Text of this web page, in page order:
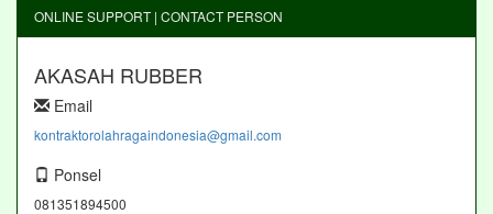
ONLINE SUPPORT | CONTACT PERSON
AKASAH RUBBER
Email
kontraktorolahragaindonesia@gmail.com
Ponsel
081351894500